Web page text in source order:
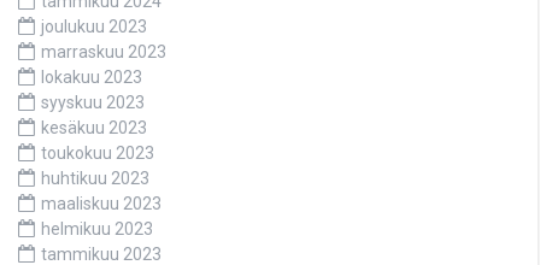
joulukuu 2023
marraskuu 2023
lokakuu 2023
syyskuu 2023
kesäkuu 2023
toukokuu 2023
huhtikuu 2023
maaliskuu 2023
helmikuu 2023
tammikuu 2023